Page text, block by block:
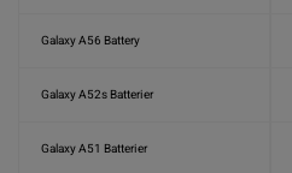
Galaxy A56 Battery
Galaxy A52s Batterier
Galaxy A51 Batterier